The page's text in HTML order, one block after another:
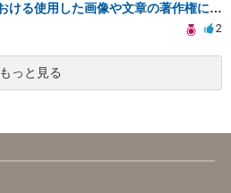
ホームページ制作における使用した画像や文章の著作権について
2
もっと見る